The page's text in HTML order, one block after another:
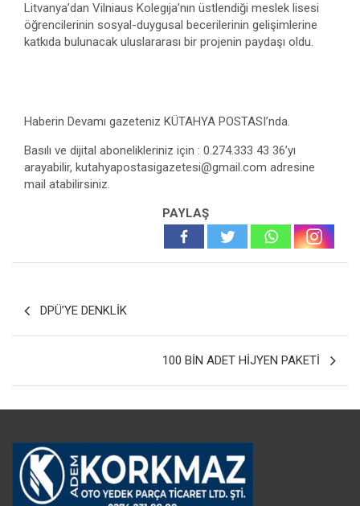
Litvanya’dan Vilniaus Kolegıja’nın üstlendiği meslek lisesi
öğrencilerinin sosyal-duygusal becerilerinin gelişimlerine
katkıda bulunacak uluslararası bir projenin paydaşı oldu.
Haberin Devamı gazeteniz KÜTAHYA POSTASI’nda.
Basılı ve dijital abonelikleriniz için : 0.274.333 43 36’yı
arayabilir, kutahyapostasigazetesi@gmail.com adresine
mail atabilirsiniz.
PAYLAŞ
DPÜ’YE DENKLİK
100 BİN ADET HİJYEN PAKETİ